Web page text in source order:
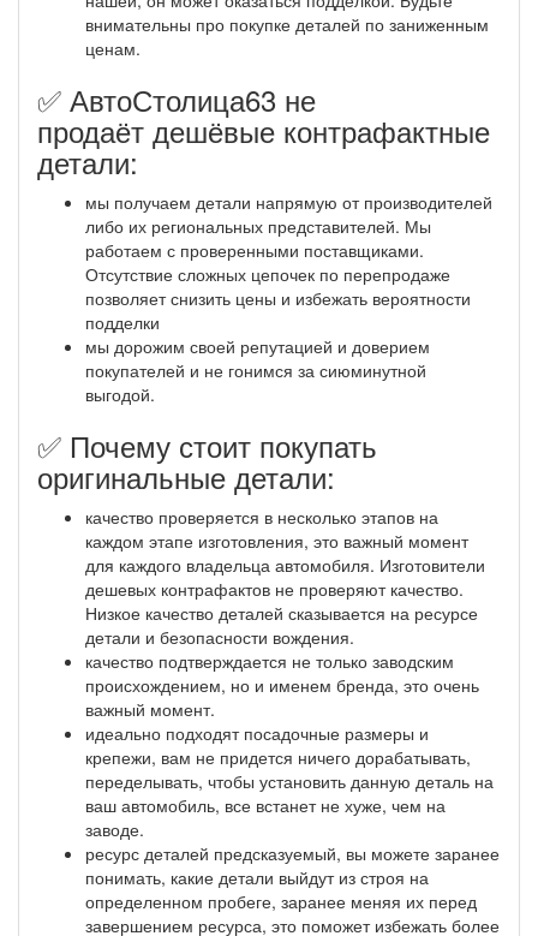
внимательны про покупке деталей по заниженным
ценам.
✅ АвтоСтолица63 не
продаёт дешёвые контрафактные
детали:
мы получаем детали напрямую от производителей
либо их региональных представителей. Мы
работаем с проверенными поставщиками.
Отсутствие сложных цепочек по перепродаже
позволяет снизить цены и избежать вероятности
подделки
мы дорожим своей репутацией и доверием
покупателей и не гонимся за сиюминутной
выгодой.
✅ Почему стоит покупать
оригинальные детали:
качество проверяется в несколько этапов на
каждом этапе изготовления, это важный момент
для каждого владельца автомобиля. Изготовители
дешевых контрафактов не проверяют качество.
Низкое качество деталей сказывается на ресурсе
детали и безопасности вождения.
качество подтверждается не только заводским
происхождением, но и именем бренда, это очень
важный момент.
идеально подходят посадочные размеры и
крепежи, вам не придется ничего дорабатывать,
переделывать, чтобы установить данную деталь на
ваш автомобиль, все встанет не хуже, чем на
заводе.
ресурс деталей предсказуемый, вы можете заранее
понимать, какие детали выйдут из строя на
определенном пробеге, заранее меняя их перед
завершением ресурса, это поможет избежать более